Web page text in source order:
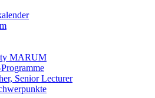
MARUM
Senior Lecturer